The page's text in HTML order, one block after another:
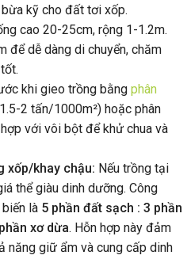
kỹ cho đất tơi xốp.
cao 20-25cm, rộng 1-1.2m.
để dễ dàng di chuyển, chăm
khi gieo trồng bằng phân
2 tấn/1000m²) hoặc phân
với vôi bột để khử chua và
xốp/khay chậu: Nếu trồng tại
thể giàu dinh dưỡng. Công
là 5 phần đất sạch : 3 phần
xơ dừa. Hỗn hợp này đảm
năng giữ ẩm và cung cấp dinh